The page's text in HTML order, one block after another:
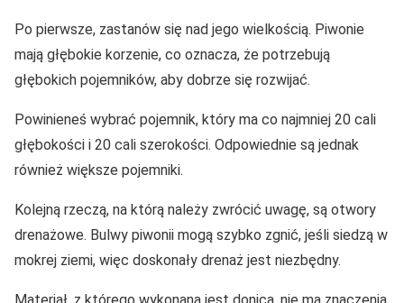
Po pierwsze, zastanów się nad jego wielkością. Piwonie
mają głębokie korzenie, co oznacza, że potrzebują
głębokich pojemników, aby dobrze się rozwijać.
Powinieneś wybrać pojemnik, który ma co najmniej 20 cali
głębokości i 20 cali szerokości. Odpowiednie są jednak
również większe pojemniki.
Kolejną rzeczą, na którą należy zwrócić uwagę, są otwory
drenażowe. Bulwy piwonii mogą szybko zgnić, jeśli siedzą w
mokrej ziemi, więc doskonały drenaż jest niezbędny.